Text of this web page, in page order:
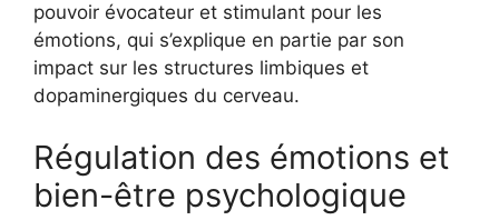
pouvoir évocateur et stimulant pour les
émotions, qui s’explique en partie par son
impact sur les structures limbiques et
dopaminergiques du cerveau.
Régulation des émotions et
bien-être psychologique